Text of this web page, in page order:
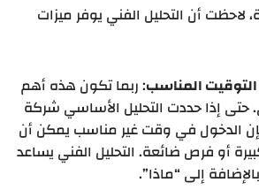
لاحظت أن التحليل الفني يوفر ميزات
التوقيت المناسب: ربما تكون هذه أهم
حتى إذا حددت التحليل الأساسي شركة
فإن الدخول في وقت غير مناسب يمكن أن
أو فرص ضائعة. التحليل الفني يساعد
إلى “ماذا”.